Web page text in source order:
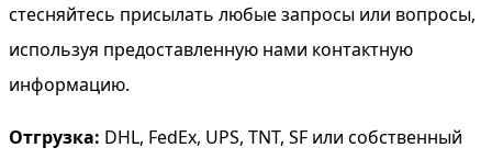
стесняйтесь присылать любые запросы или вопросы,
используя предоставленную нами контактную
информацию.
Отгрузка: DHL, FedEx, UPS, TNT, SF или собственный